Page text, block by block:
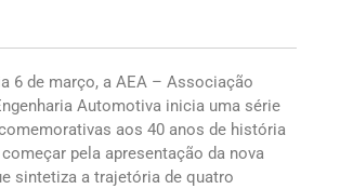
6 de março, a AEA – Associação
Automotiva inicia uma série
aos 40 anos de história
pela apresentação da nova
sintetiza a trajetória de quatro